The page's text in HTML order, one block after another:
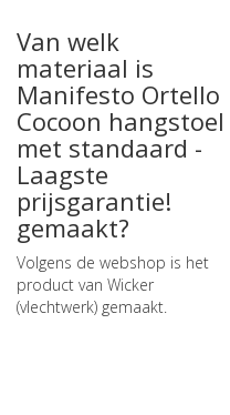
Van welk
materiaal is
Manifesto Ortello
Cocoon hangstoel
met standaard -
Laagste
prijsgarantie!
gemaakt?
Volgens de webshop is het
product van Wicker
(vlechtwerk) gemaakt.